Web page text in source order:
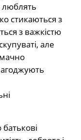
стикаються з
з важкістю
але